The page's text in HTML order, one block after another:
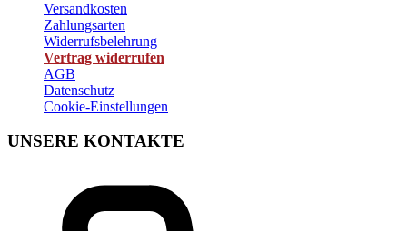
Versandkosten
Zahlungsarten
Widerrufsbelehrung
Vertrag widerrufen
AGB
Datenschutz
Cookie-Einstellungen
UNSERE KONTAKTE